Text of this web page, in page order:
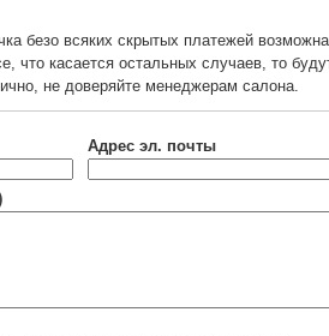
безо всяких скрытых платежей
что касается остальных случаев, то
не доверяйте менеджерам салона.
Адрес эл. почты